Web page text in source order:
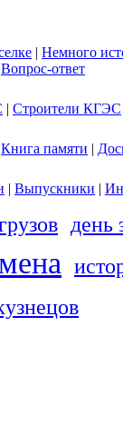
| Немного
Вопрос-ответ
| Строители КГЭС
Книга памяти |
| Выпускники |
день